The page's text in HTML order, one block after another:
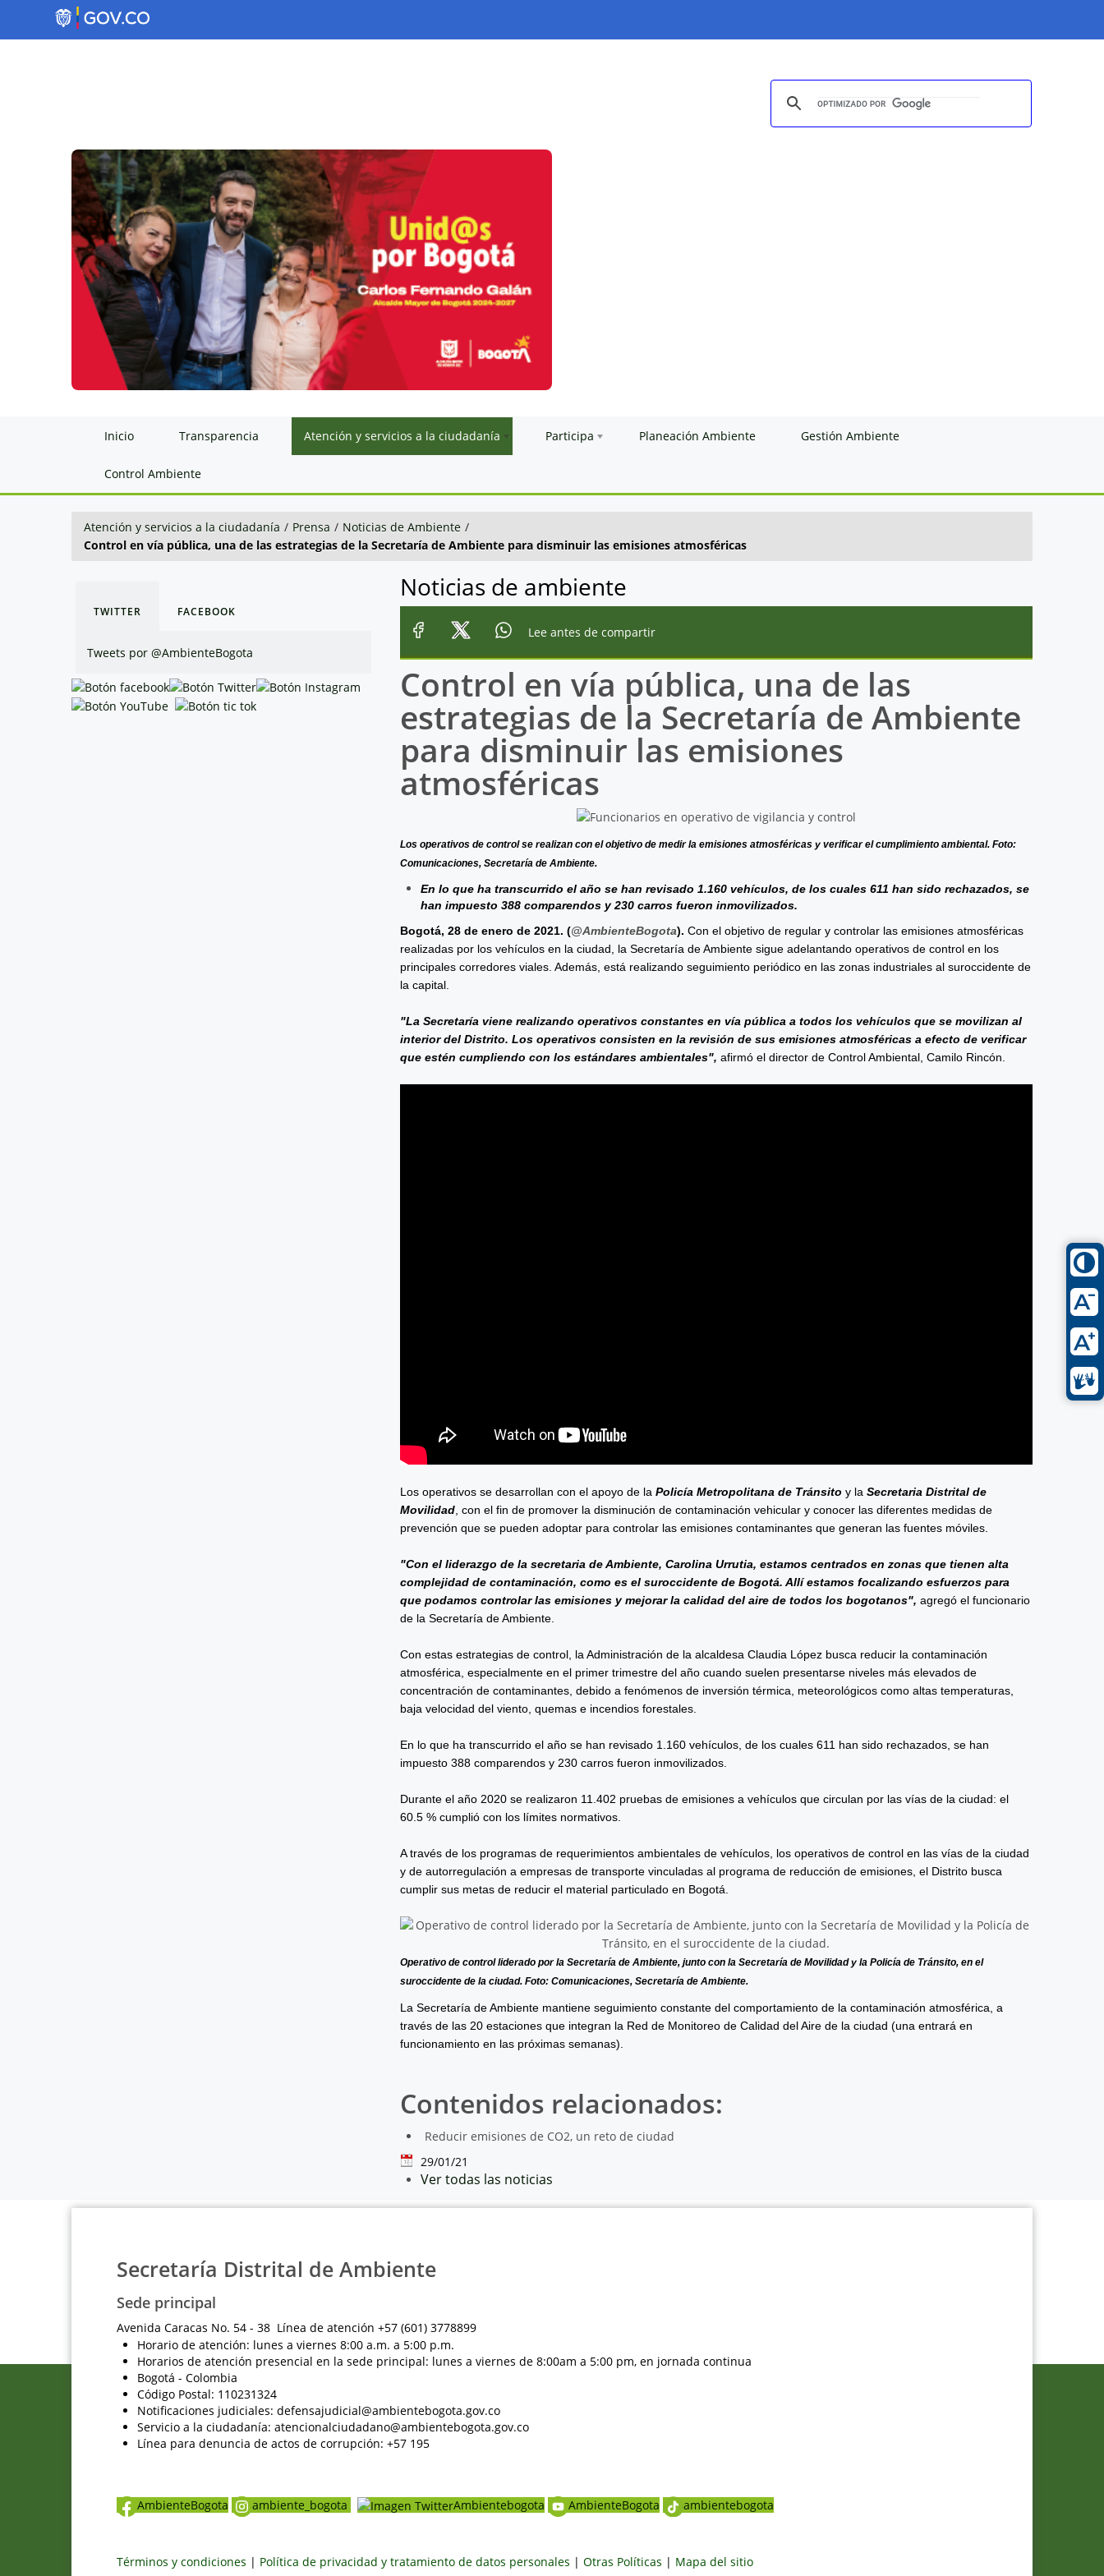
Inicio Transparencia Atención y servicios a la ciudadanía Participa Planeación Ambiente Gestión Ambiente
Control Ambiente
Atención y servicios a la ciudadanía / Prensa / Noticias de Ambiente /
Control en vía pública, una de las estrategias de la Secretaría de Ambiente para disminuir las emisiones atmosféricas
TWITTER FACEBOOK
Tweets por @AmbienteBogota
Noticias de ambiente
Lee antes de compartir
Control en vía pública, una de las
estrategias de la Secretaría de Ambiente
para disminuir las emisiones
atmosféricas
Los operativos de control se realizan con el objetivo de medir la emisiones atmosféricas y verificar el cumplimiento ambiental. Foto:
Comunicaciones, Secretaría de Ambiente.
En lo que ha transcurrido el año se han revisado 1.160 vehículos, de los cuales 611 han sido rechazados, se
han impuesto 388 comparendos y 230 carros fueron inmovilizados.
Bogotá, 28 de enero de 2021. (@AmbienteBogota). Con el objetivo de regular y controlar las emisiones atmosféricas
realizadas por los vehículos en la ciudad, la Secretaría de Ambiente sigue adelantando operativos de control en los
principales corredores viales. Además, está realizando seguimiento periódico en las zonas industriales al suroccidente de
la capital.
"La Secretaría viene realizando operativos constantes en vía pública a todos los vehículos que se movilizan al
interior del Distrito. Los operativos consisten en la revisión de sus emisiones atmosféricas a efecto de verificar
que estén cumpliendo con los estándares ambientales", afirmó el director de Control Ambiental, Camilo Rincón.
Los operativos se desarrollan con el apoyo de la Policía Metropolitana de Tránsito y la Secretaria Distrital de
Movilidad, con el fin de promover la disminución de contaminación vehicular y conocer las diferentes medidas de
prevención que se pueden adoptar para controlar las emisiones contaminantes que generan las fuentes móviles.
"Con el liderazgo de la secretaria de Ambiente, Carolina Urrutia, estamos centrados en zonas que tienen alta
complejidad de contaminación, como es el suroccidente de Bogotá. Allí estamos focalizando esfuerzos para
que podamos controlar las emisiones y mejorar la calidad del aire de todos los bogotanos", agregó el funcionario
de la Secretaría de Ambiente.
Con estas estrategias de control, la Administración de la alcaldesa Claudia López busca reducir la contaminación
atmosférica, especialmente en el primer trimestre del año cuando suelen presentarse niveles más elevados de
concentración de contaminantes, debido a fenómenos de inversión térmica, meteorológicos como altas temperaturas,
baja velocidad del viento, quemas e incendios forestales.
En lo que ha transcurrido el año se han revisado 1.160 vehículos, de los cuales 611 han sido rechazados, se han
impuesto 388 comparendos y 230 carros fueron inmovilizados.
Durante el año 2020 se realizaron 11.402 pruebas de emisiones a vehículos que circulan por las vías de la ciudad: el
60.5 % cumplió con los límites normativos.
A través de los programas de requerimientos ambientales de vehículos, los operativos de control en las vías de la ciudad
y de autorregulación a empresas de transporte vinculadas al programa de reducción de emisiones, el Distrito busca
cumplir sus metas de reducir el material particulado en Bogotá.
Operativo de control liderado por la Secretaría de Ambiente, junto con la Secretaría de Movilidad y la Policía de Tránsito, en el
suroccidente de la ciudad. Foto: Comunicaciones, Secretaría de Ambiente.
La Secretaría de Ambiente mantiene seguimiento constante del comportamiento de la contaminación atmosférica, a
través de las 20 estaciones que integran la Red de Monitoreo de Calidad del Aire de la ciudad (una entrará en
funcionamiento en las próximas semanas).
Contenidos relacionados:
Reducir emisiones de CO2, un reto de ciudad
29/01/21
Ver todas las noticias
Secretaría Distrital de Ambiente
Sede principal
Avenida Caracas No. 54 - 38 Línea de atención +57 (601) 3778899
Horario de atención: lunes a viernes 8:00 a.m. a 5:00 p.m.
Horarios de atención presencial en la sede principal: lunes a viernes de 8:00am a 5:00 pm, en jornada continua
Bogotá - Colombia
Código Postal: 110231324
Notificaciones judiciales: defensajudicial@ambientebogota.gov.co
Servicio a la ciudadanía: atencionalciudadano@ambientebogota.gov.co
Línea para denuncia de actos de corrupción: +57 195
AmbienteBogota ambiente_bogota Ambientebogota AmbienteBogota ambientebogota
Términos y condiciones | Política de privacidad y tratamiento de datos personales | Otras Políticas | Mapa del sitio